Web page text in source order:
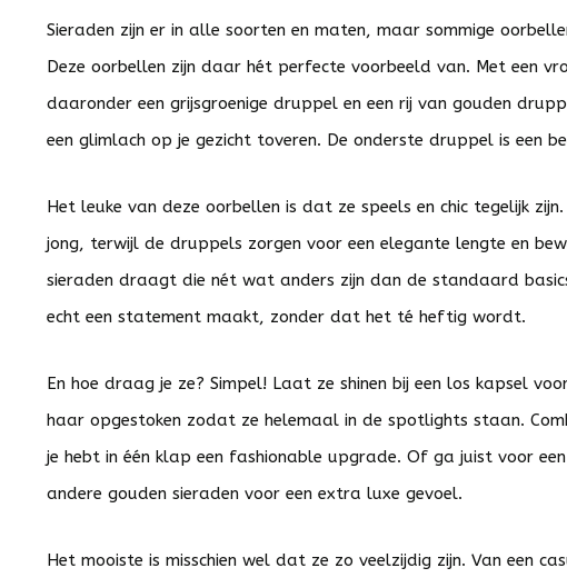
Sieraden zijn er in alle soorten en maten, maar sommige
Deze oorbellen zijn daar hét perfecte voorbeeld van. Met een
daaronder een grijsgroenige druppel en een rij van gouden
een glimlach op je gezicht toveren. De onderste druppel is een
Het leuke van deze oorbellen is dat ze speels en chic tegelijk
jong, terwijl de druppels zorgen voor een elegante lengte en
sieraden draagt die nét wat anders zijn dan de standaard
echt een statement maakt, zonder dat het té heftig wordt.
En hoe draag je ze? Simpel! Laat ze shinen bij een los kapsel
haar opgestoken zodat ze helemaal in de spotlights staan.
je hebt in één klap een fashionable upgrade. Of ga juist voor
andere gouden sieraden voor een extra luxe gevoel.
Het mooiste is misschien wel dat ze zo veelzijdig zijn. Van een